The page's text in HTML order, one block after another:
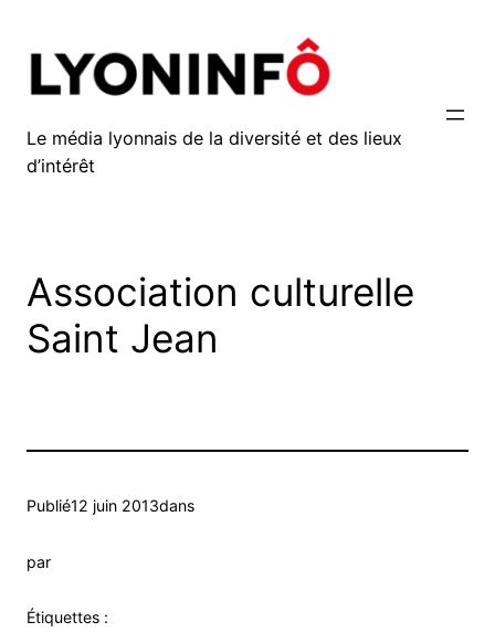
contenu
Le média lyonnais de la diversité et des lieux
d’intérêt
Association culturelle
Saint Jean
Publié12 juin 2013dans
par
Étiquettes :